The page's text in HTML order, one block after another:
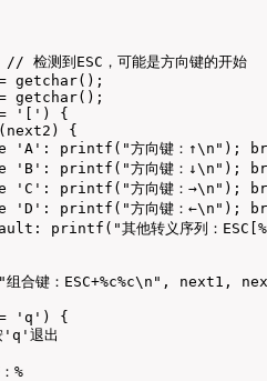
检测到ESC，可能是方向键的开始
getchar();
getchar();
'[') {
{
'A': printf("方向键：↑\n");
'B': printf("方向键：↓\n");
'C': printf("方向键：→\n");
'D': printf("方向键：←\n");
printf("其他转义序列：
合键：ESC+%c%c\n", next1,
'q') {
退出
%